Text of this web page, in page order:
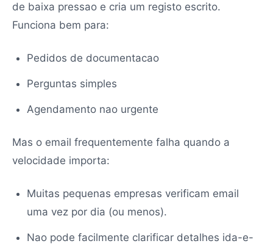
de baixa pressao e cria um registo escrito.
Funciona bem para:
Pedidos de documentacao
Perguntas simples
Agendamento nao urgente
Mas o email frequentemente falha quando a
velocidade importa:
Muitas pequenas empresas verificam email
uma vez por dia (ou menos).
Nao pode facilmente clarificar detalhes ida-e-